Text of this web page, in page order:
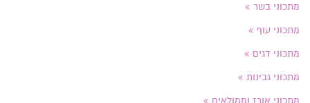
מתכוני בשר
מתכוני עוף
מתכוני דגים
מתכוני גבינות